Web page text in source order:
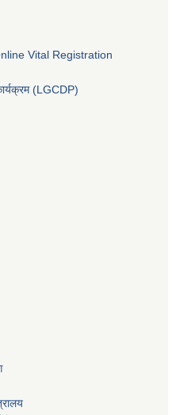
Vital Registration
(LGCDP)